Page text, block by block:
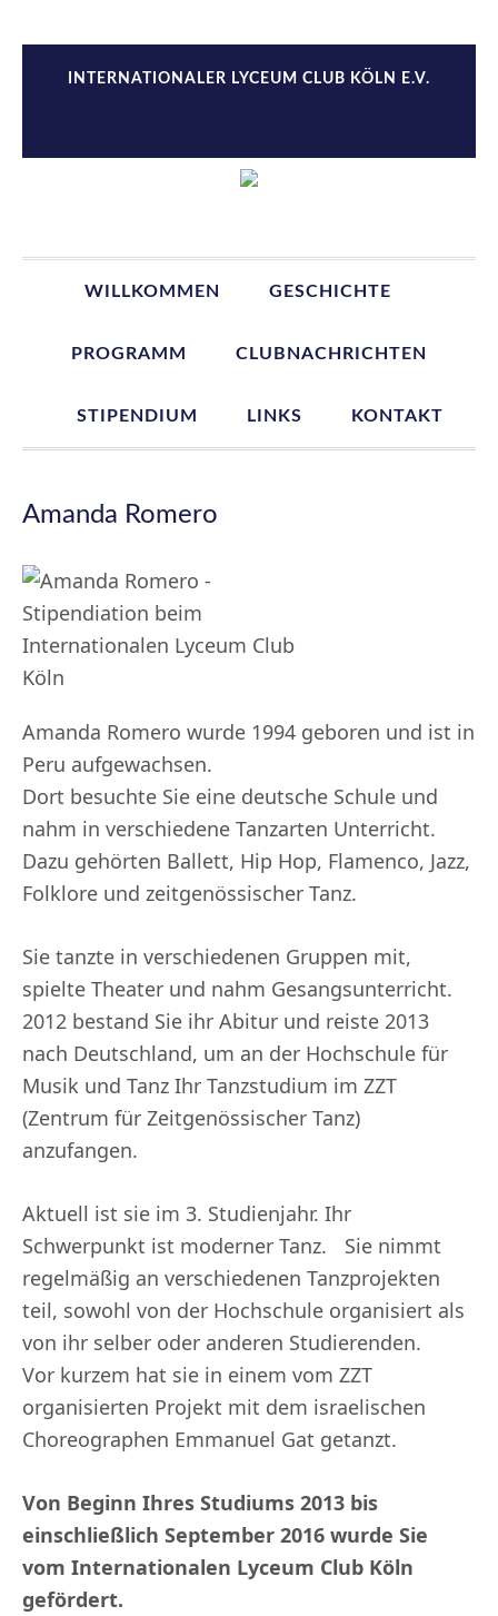
Hauptnavigation
springen
Inhalt
springen
Seitenspalte
springen
Fußzeile
springenINTERNATIONALER LYCEUM CLUB KÖLN E.V.
WILLKOMMEN GESCHICHTE
PROGRAMM CLUBNACHRICHTEN
STIPENDIUM LINKS KONTAKT
Amanda Romero
Amanda Romero wurde 1994 geboren und ist in
Peru aufgewachsen.
Dort besuchte Sie eine deutsche Schule und
nahm in verschiedene Tanzarten Unterricht.
Dazu gehörten Ballett, Hip Hop, Flamenco, Jazz,
Folklore und zeitgenössischer Tanz.
Sie tanzte in verschiedenen Gruppen mit,
spielte Theater und nahm Gesangsunterricht.
2012 bestand Sie ihr Abitur und reiste 2013
nach Deutschland, um an der Hochschule für
Musik und Tanz Ihr Tanzstudium im ZZT
(Zentrum für Zeitgenössischer Tanz)
anzufangen.
Aktuell ist sie im 3. Studienjahr. Ihr
Schwerpunkt ist moderner Tanz. Sie nimmt
regelmäßig an verschiedenen Tanzprojekten
teil, sowohl von der Hochschule organisiert als
von ihr selber oder anderen Studierenden.
Vor kurzem hat sie in einem vom ZZT
organisierten Projekt mit dem israelischen
Choreographen Emmanuel Gat getanzt.
Von Beginn Ihres Studiums 2013 bis
einschließlich September 2016 wurde Sie
vom Internationalen Lyceum Club Köln
gefördert.